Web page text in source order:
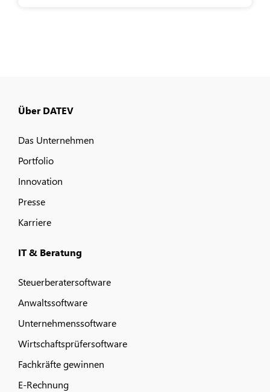
Über DATEV
Das Unternehmen
Portfolio
Innovation
Presse
Karriere
IT & Beratung
Steuerberatersoftware
Anwaltssoftware
Unternehmenssoftware
Wirtschaftsprüfersoftware
Fachkräfte gewinnen
E-Rechnung